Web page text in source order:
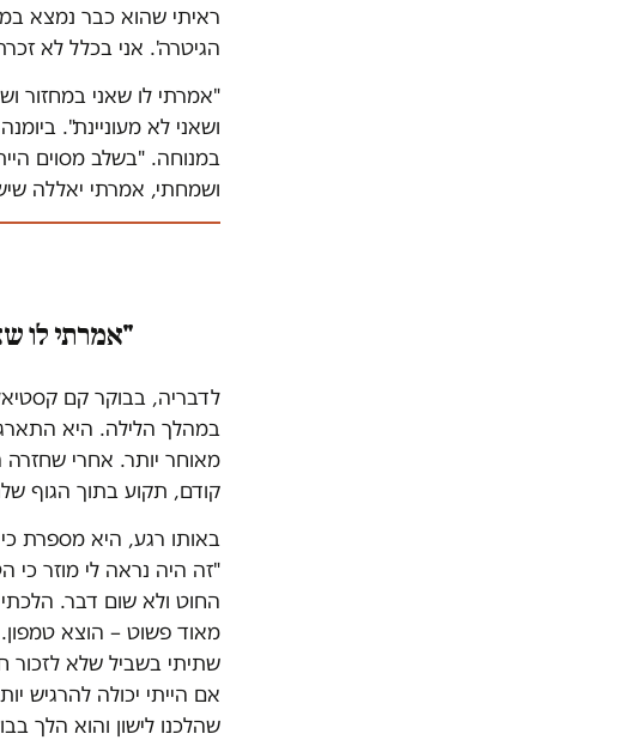
ראיתי שהוא כבר נמצא
הגיטרה'. אני בכלל לא
"אמרתי לו שאני במחזור
ושאני לא מעוניינת".
במנוחה. "בשלב מסוים
ושמחתי, אמרתי יאללה
"אמרתי לו
לדבריה, בבוקר קם
במהלך הלילה. היא
מאוחר יותר. אחרי
קודם, תקוע בתוך הגוף
באותו רגע, היא מספרת
"זה היה נראה לי מוזר כי
החוט ולא שום דבר.
מאוד פשוט – הוצא
שתיתי בשביל שלא לזכור
אם הייתי יכולה להרגיש
שהלכנו לישון והוא הלך